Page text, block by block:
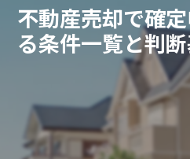
不動産売却で確
る条件一覧と判